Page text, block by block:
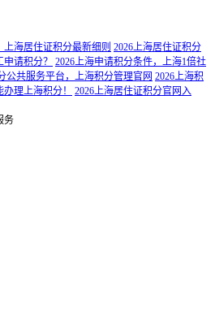
海居住证积分最新细则 2026上海居住证积分
请积分？
2026上海申请积分条件，上海1倍社
公共服务平台，上海积分管理官网 2026上海积
理上海积分！
2026上海居住证积分官网入
务